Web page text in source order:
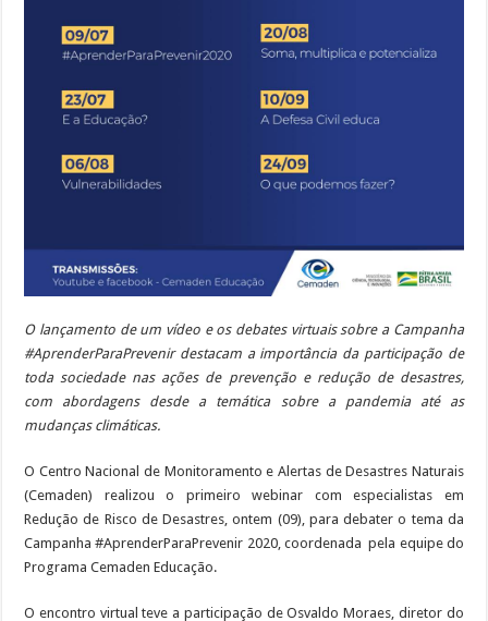
O lançamento de um vídeo e os debates virtuais sobre a Campanha
#AprenderParaPrevenir destacam a importância da participação de
toda sociedade nas ações de prevenção e redução de desastres,
com abordagens desde a temática sobre a pandemia até as
mudanças climáticas.
O Centro Nacional de Monitoramento e Alertas de Desastres Naturais
(Cemaden) realizou o primeiro webinar com especialistas em
Redução de Risco de Desastres, ontem (09), para debater o tema da
Campanha #AprenderParaPrevenir 2020, coordenada pela equipe do
Programa Cemaden Educação.
O encontro virtual teve a participação de Osvaldo Moraes, diretor do